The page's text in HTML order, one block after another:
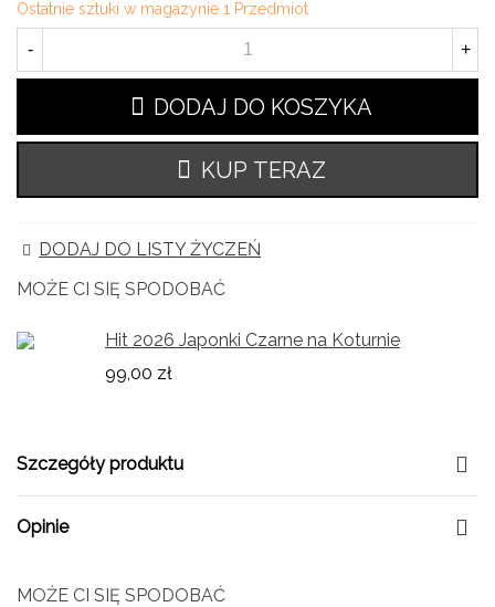
Ostatnie sztuki w magazynie 1 Przedmiot
- +
DODAJ DO KOSZYKA
KUP TERAZ
DODAJ DO LISTY ŻYCZEŃ
MOŻE CI SIĘ SPODOBAĆ
Hit 2026 Japonki Czarne na Koturnie
99,00 zł
Szczegóły produktu
Opinie
MOŻE CI SIĘ SPODOBAĆ